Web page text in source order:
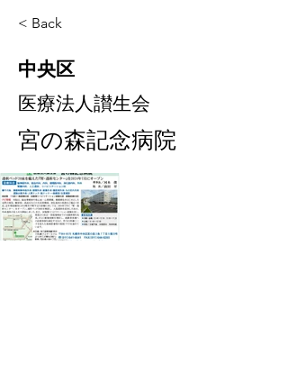
< Back
中央区
医療法人讃生会
宮の森記念病院